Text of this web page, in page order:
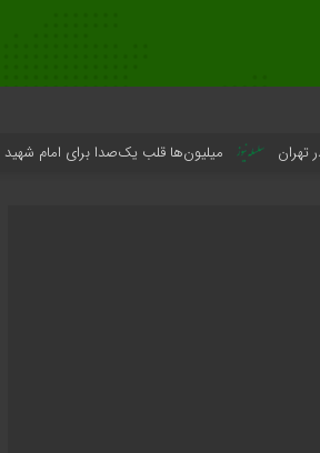
میلیون‌ها قلب یک‌صدا برای امام شهید می‌تپد